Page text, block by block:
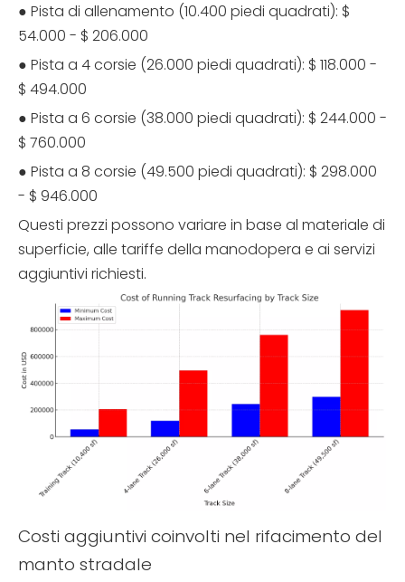
● Pista di allenamento (10.400 piedi quadrati): $
54.000 - $ 206.000
● Pista a 4 corsie (26.000 piedi quadrati): $ 118.000 -
$ 494.000
● Pista a 6 corsie (38.000 piedi quadrati): $ 244.000 -
$ 760.000
● Pista a 8 corsie (49.500 piedi quadrati): $ 298.000
- $ 946.000
Questi prezzi possono variare in base al materiale di
superficie, alle tariffe della manodopera e ai servizi
aggiuntivi richiesti.
Costi aggiuntivi coinvolti nel rifacimento del
manto stradale